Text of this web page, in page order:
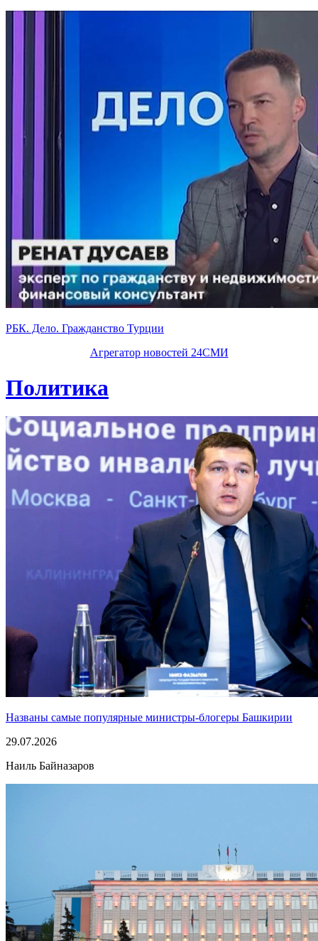
РБК. Дело. Гражданство Турции
Агрегатор новостей 24СМИ
Политика
Названы самые популярные министры-блогеры Башкирии
29.07.2026
Наиль Байназаров